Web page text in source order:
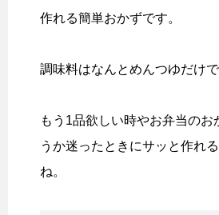
作れる簡単おかずです。
調味料はなんとめんつゆだけで
もう1品欲しい時やお弁当のお
うか迷ったときにサッと作れ
ね。